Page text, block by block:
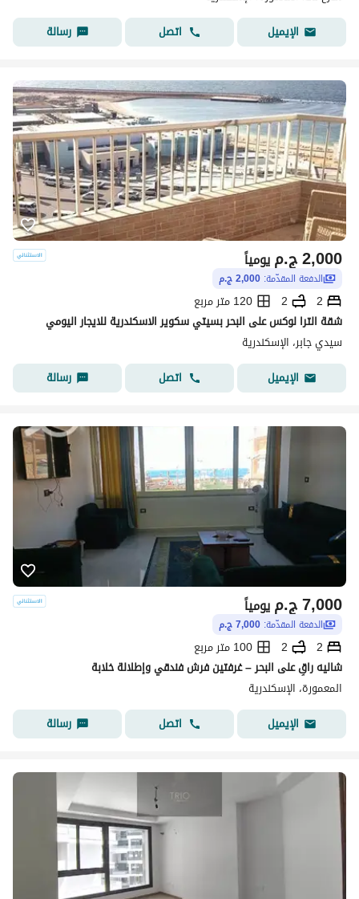
الإيميل
اتصل رسالة
ج.م2,000 يومياً
الدفعة المقدّمة: 2,000 ج.م
2
2
120 متر مربع
شقة الترا لوكس على البحر بسيتي سكوير الاسكندرية للايجار اليومي
سيدي جابر، الإسكندرية
الإيميل
اتصل رسالة
ج.م7,000 يومياً
الدفعة المقدّمة: 7,000 ج.م
2
2
100 متر مربع
شاليه راقٍ على البحر – غرفتين فرش فندقي وإطلالة خلابة
المعمورة، الإسكندرية
الإيميل
اتصل رسالة